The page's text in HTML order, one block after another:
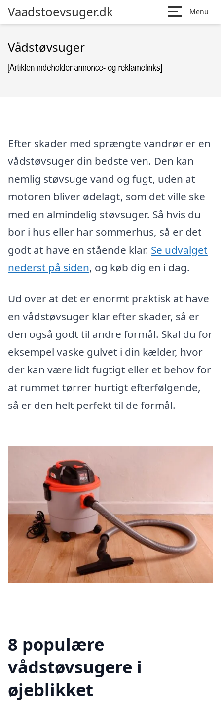
Vaadstoevsuger.dk Menu
Vådstøvsuger
Efter skader med sprængte vandrør er en
vådstøvsuger din bedste ven. Den kan
nemlig støvsuge vand og fugt, uden at
motoren bliver ødelagt, som det ville ske
med en almindelig støvsuger. Så hvis du
bor i hus eller har sommerhus, så er det
godt at have en stående klar. Se udvalget
nederst på siden, og køb dig en i dag.
Ud over at det er enormt praktisk at have
en vådstøvsuger klar efter skader, så er
den også godt til andre formål. Skal du for
eksempel vaske gulvet i din kælder, hvor
der kan være lidt fugtigt eller et behov for
at rummet tørrer hurtigt efterfølgende,
så er den helt perfekt til de formål.
8 populære
vådstøvsugere i
øjeblikket